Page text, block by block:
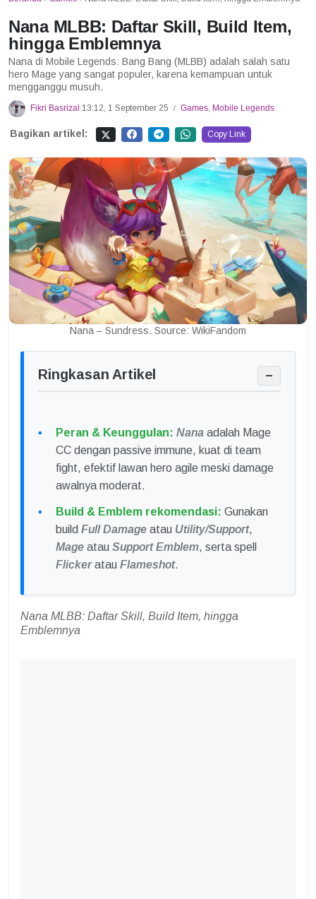
Nana MLBB: Daftar Skill, Build Item,
hingga Emblemnya
Nana di Mobile Legends: Bang Bang (MLBB) adalah salah satu
hero Mage yang sangat populer, karena kemampuan untuk
mengganggu musuh.
Fikri Basrizal 13:12, 1 September 25 / Games, Mobile Legends
Bagikan artikel: Copy Link
Nana – Sundress. Source: WikiFandom
Ringkasan Artikel −
Peran & Keunggulan: Nana adalah Mage
CC dengan passive immune, kuat di team
fight, efektif lawan hero agile meski damage
awalnya moderat.
Build & Emblem rekomendasi: Gunakan
build Full Damage atau Utility/Support,
Mage atau Support Emblem, serta spell
Flickeratau Flameshot.
Nana MLBB: Daftar Skill, Build Item, hingga
Emblemnya